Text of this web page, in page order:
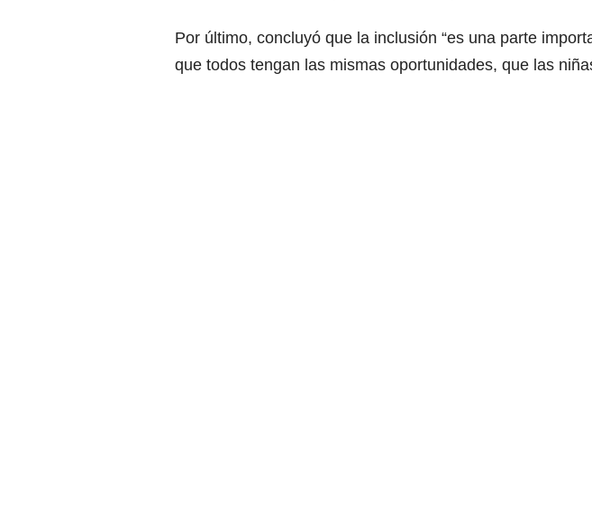
Por último, concluyó que la inclusión “es una parte
que todos tengan las mismas oportunidades, que las